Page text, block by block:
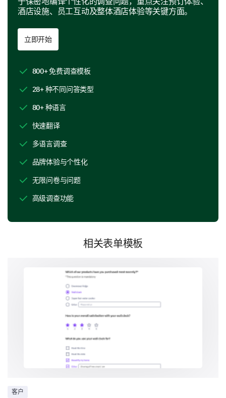
现在，让我们来谈谈我们的设施和服务。
游泳池
水疗设施
健身房 / 健身中心
酒店员工互动
让我们讨论一下您与员工的互动。
酒店工作人员友好吗？
没有
酒店设施、员工互动及整体酒店体验等关键方面。
立即开始
800+ 免费调查模板
28+ 种不同问答类型
80+ 种语言
快速翻译
多语言调查
品牌体验与个性化
无限问卷与问题
高级调查功能
相关表单模板
客户